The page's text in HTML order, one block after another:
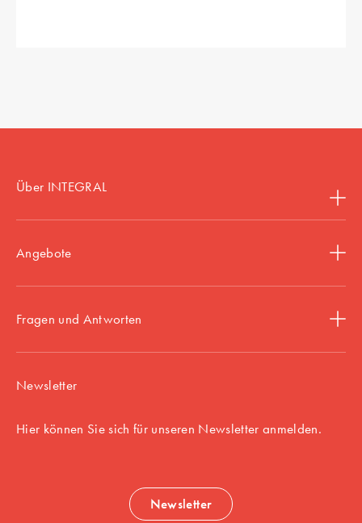
Über INTEGRAL
Angebote
Fragen und Antworten
Newsletter
Hier können Sie sich für unseren Newsletter anmelden.
Newsletter